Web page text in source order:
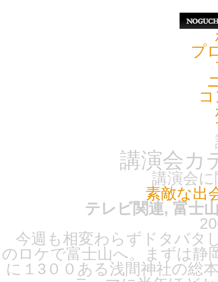
プ
講演会カ
講演会
素敵な出
テレビ関連, 富士
今週も相変わらずドタバタ
のロケで富士山へ。まずは静
に１3００ある浅間神社の総